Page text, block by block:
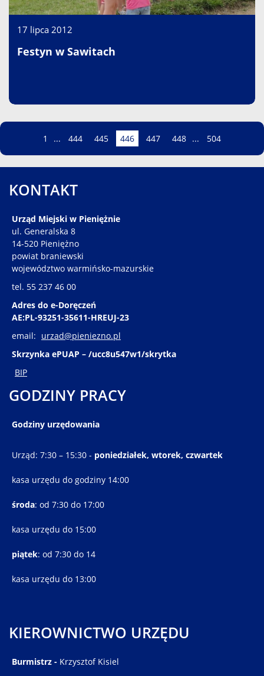
17 lipca 2012
Festyn w Sawitach
Strona
1 ... Strona
444 Strona
445 Strona
446 Strona
447 Strona
448 ... Strona
504
KONTAKT
Urząd Miejski w Pieniężnie
ul. Generalska 8
14-520 Pieniężno
powiat braniewski
województwo warmińsko-mazurskie
tel. 55 237 46 00
Adres do e-Doręczeń
AE:PL-93251-35611-HREUJ-23
email: urzad@pieniezno.pl
Skrzynka ePUAP – /ucc8u547w1/skrytka
BIP
GODZINY PRACY
Godziny urzędowania
Urząd: 7:30 – 15:30 - poniedziałek, wtorek, czwartek
kasa urzędu do godziny 14:00
środa: od 7:30 do 17:00
kasa urzędu do 15:00
piątek: od 7:30 do 14
kasa urzędu do 13:00
KIEROWNICTWO URZĘDU
Burmistrz - Krzysztof Kisiel